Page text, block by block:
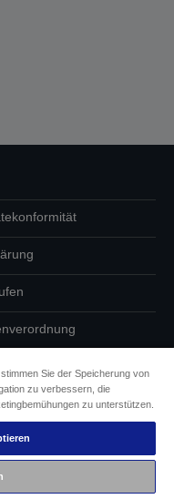
Epson
Sie der Speicherung von
zu verbessern, die
zu unterstützen.